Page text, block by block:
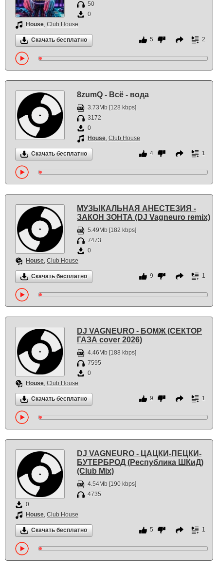
50
0
House, Club House
Скачать бесплатно 5 2
8zumQ - Всё - вода
3.73Mb [128 kbps]
3172
0
House, Club House
Скачать бесплатно 4 1
МУЗЫКАЛЬНАЯ АНЕСТЕЗИЯ -
ЗАКОН ЗОНТА (DJ Vagneuro remix)
5.49Mb [182 kbps]
7473
0
House, Club House
Скачать бесплатно 9 1
DJ VAGNEURO - БОМЖ (СЕКТОР
ГАЗА cover 2026)
4.46Mb [188 kbps]
7595
0
House, Club House
Скачать бесплатно 9 1
DJ VAGNEURO - ЦАЦКИ-ПЕЦКИ-
БУТЕРБРОД (Республика ШКиД)
(Club Mix)
4.54Mb [190 kbps]
4735
0
House, Club House
Скачать бесплатно 5 1